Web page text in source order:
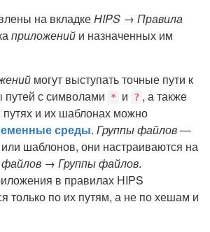
на вкладкеHIPS → Правила
приложений и назначенных им
могут выступать точные пути к
с символами
* и ? , а также
и их шаблонах можно
среды. Группы файлов—
шаблонов, они настраиваются на
→ Группы файлов.
в правилах HIPS
только по их путям, а не по хешам и